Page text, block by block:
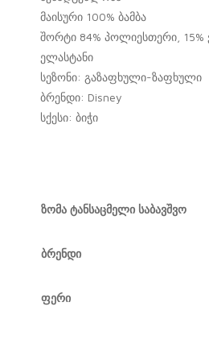
მაისური 100% ბამბა
შორტი 84% პოლიესთერი, 15%
ელასტანი
სეზონი: გაზაფხული-ზაფხული
ბრენდი: Disney
სქესი: ბიჭი
ზომა ტანსაცმელი საბავშვო
ბრენდი
ფერი